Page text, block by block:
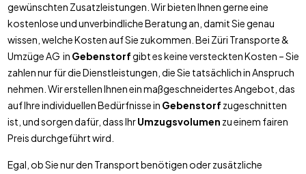
gewünschten Zusatzleistungen. Wir bieten Ihnen gerne eine
kostenlose und unverbindliche Beratung an, damit Sie genau
wissen, welche Kosten auf Sie zukommen. Bei Züri Transporte &
Umzüge AG in Gebenstorfgibt es keine versteckten Kosten – Sie
zahlen nur für die Dienstleistungen, die Sie tatsächlich in Anspruch
nehmen. Wir erstellen Ihnen ein maßgeschneidertes Angebot, das
auf Ihre individuellen Bedürfnisse in Gebenstorf zugeschnitten
ist, und sorgen dafür, dass IhrUmzugsvolumen zu einem fairen
Preis durchgeführt wird.
Egal, ob Sie nur den Transport benötigen oder zusätzliche